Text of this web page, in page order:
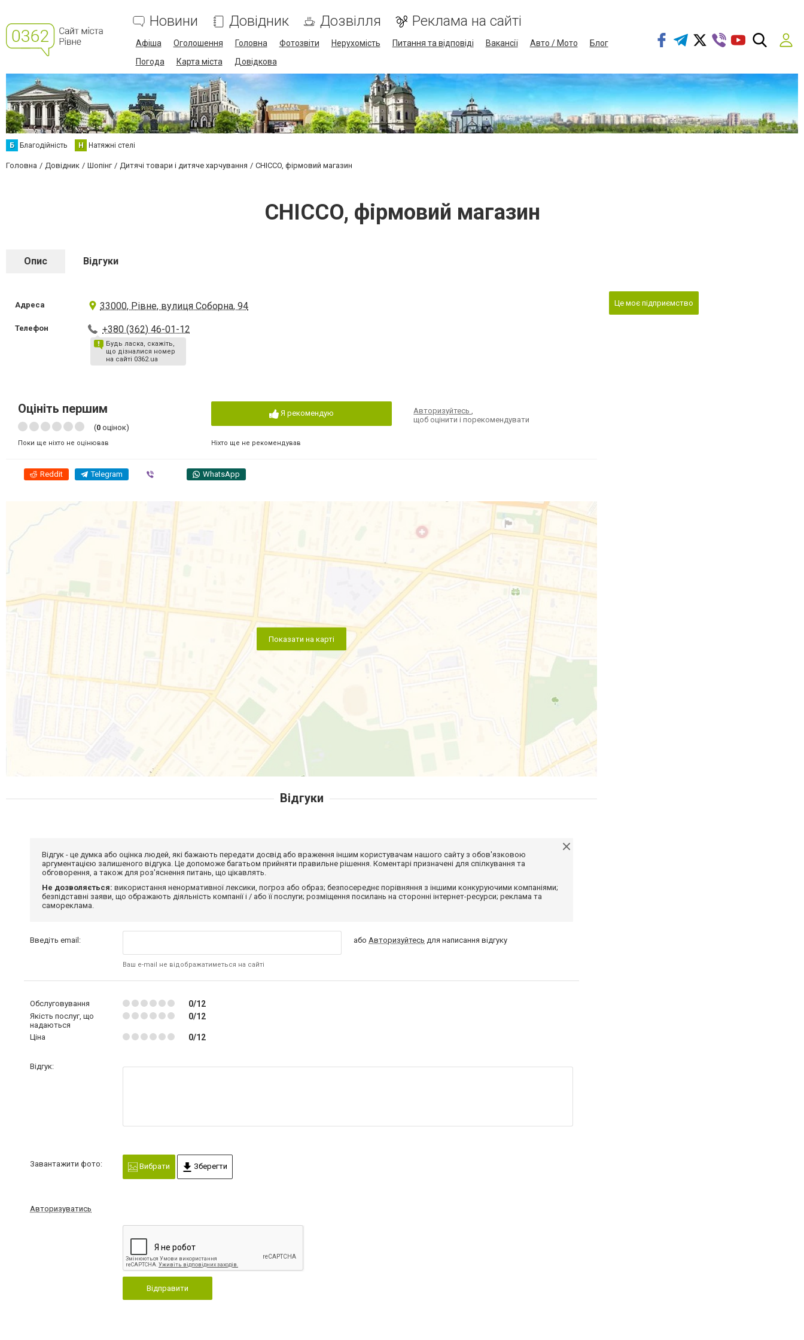
Новини Довідник Дозвілля Реклама на сайті
Афіша Оголошення Головна Фотозвіти Нерухомість Питання та відповіді Вакансії Авто / Мото
Блог
Погода
Карта міста Довідкова
Б Благодійність Н Натяжні стелі
Головна Довідник Шопінг Дитячі товари і дитяче харчування CHICCO, фірмовий магазин
CHICCO, фірмовий магазин
Опис Відгуки
Адреса 33000, Рівне, вулиця Соборна, 94
Телефон +380 (362) 46-01-12
Будь ласка, скажіть,
що дізналися номер
на сайті 0362.ua
Оцініть першим
(0 оцінок)
Поки ще ніхто не оцінював
Я рекомендую
Ніхто ще не рекомендував
Авторизуйтесь,
щоб оцінити і порекомендувати
Reddit Telegram WhatsApp
Показати на карті
Це моє підприємство
Відгуки
Відгук - це думка або оцінка людей, які бажають передати досвід або враження іншим користувачам нашого сайту з обов'язковою
аргументацією залишеного відгука. Це допоможе багатьом прийняти правильне рішення. Коментарі призначені для спілкування та
обговорення, а також для роз'яснення питань, що цікавлять.
Не дозволяється: використання ненормативної лексики, погроз або образ; безпосереднє порівняння з іншими конкуруючими компаніями;
безпідставні заяви, що ображають діяльність компанії і / або її послуги; розміщення посилань на сторонні інтернет-ресурси; реклама та
самореклама.
Введіть email:
Ваш e-mail не відображатиметься на сайті
абоАвторизуйтесь для написання відгуку
Обслуговування 0/12
Якість послуг, що
надаються
0/12
Ціна 0/12
Відгук:
Завантажити фото: Вибрати Зберегти
Авторизуватись
Відправити